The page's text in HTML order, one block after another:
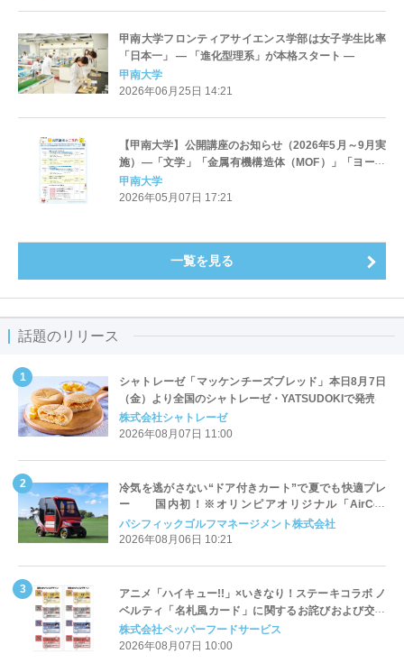
甲南大学フロンティアサイエンス学部は女子学生比率
「日本一」 ― 「進化型理系」が本格スタート ―
甲南大学
2026年06月25日 14:21
【甲南大学】公開講座のお知らせ（2026年5月～9月実
施）―「文学」「金属有機構造体（MOF）」「ヨーガ
&amp;ピラティス」など7講座
甲南大学
2026年05月07日 17:21
一覧を見る
話題のリリース
シャトレーゼ「マッケンチーズブレッド」本日8月7日
（金）より全国のシャトレーゼ・YATSUDOKIで発売
株式会社シャトレーゼ
2026年08月07日 11:00
冷気を逃がさない“ドア付きカート”で夏でも快適プレ
ー 国内初！※オリンピアオリジナル「AirCon
Cart（エアコンカート）」導入 | ＰＧＭ
パシフィックゴルフマネージメント株式会社
2026年08月06日 10:21
アニメ「ハイキュー!!」×いきなり！ステーキコラボ ノ
ベルティ「名札風カード」に関するお詫びおよび交換
対応についてのご案内
株式会社ペッパーフードサービス
2026年08月07日 10:00